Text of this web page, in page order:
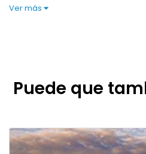
Ver más
Puede que